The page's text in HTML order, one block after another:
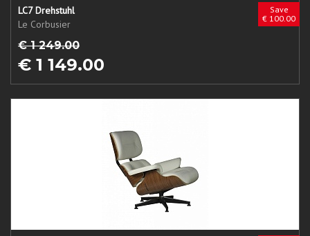
Save
€ 100.00
LC7 Drehstuhl
Le Corbusier
€ 1 249.00
€ 1 149.00